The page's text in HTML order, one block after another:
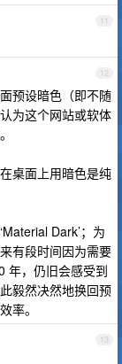
11
12
预设暗色（即不随
为这个网站或软体
桌面上用暗色是纯
Dark’；为
有段时间因为需要
年，仍旧会感受到
毅然决然地换回预
率。
13